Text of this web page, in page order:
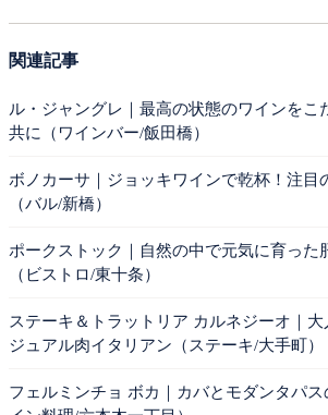
関連記事
ル・ジャングレ｜最高の状態のワインをこ
共に（ワインバー/飯田橋）
ボノカーサ｜ジョッキワインで乾杯！注目
（バル/新橋）
ポークストック｜自然の中で元気に育った
（ビストロ/東十条）
ステーキ＆トラットリア カルネジーオ｜
ジュアル肉イタリアン（ステーキ/大手町）
フェルミンチョ ボカ｜カバとモダンタパ